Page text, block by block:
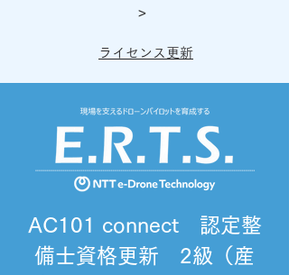
>
ライセンス更新
AC101 connect 認定整
備士資格更新 2級（産